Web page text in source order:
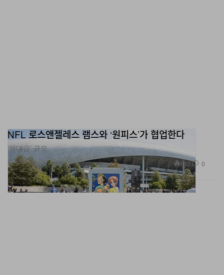
스포츠
NFL 로스앤젤레스 램스와 ‘원피스’가 협업한다
‘역대급’ 규모.
Nov 21, 2023 612 0